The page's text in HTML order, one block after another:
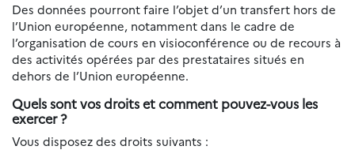
Des données pourront faire l’objet d’un transfert hors de
l’Union européenne, notamment dans le cadre de
l’organisation de cours en visioconférence ou de recours à
des activités opérées par des prestataires situés en
dehors de l’Union européenne.
Quels sont vos droits et comment pouvez-vous les
exercer ?
Vous disposez des droits suivants :